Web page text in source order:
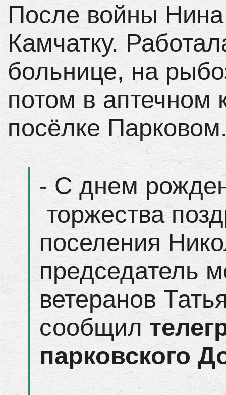
После войны
Камчатку.
больнице, на
потом в аптечном
посёлке
- С днем
торжества
поселения
председатель
ветеранов
сообщил
парковского